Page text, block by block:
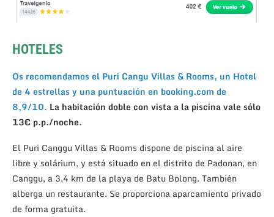
HOTELES
Os recomendamos el Puri Cangu Villas & Rooms, un Hotel
de 4 estrellas y una puntuación en booking.com de
8,9/10. La habitación doble con vista a la piscina vale sólo
13€ p.p./noche.
El Puri Canggu Villas & Rooms dispone de piscina al aire
libre y solárium, y está situado en el distrito de Padonan, en
Canggu, a 3,4 km de la playa de Batu Bolong. También
alberga un restaurante. Se proporciona aparcamiento privado
de forma gratuita.